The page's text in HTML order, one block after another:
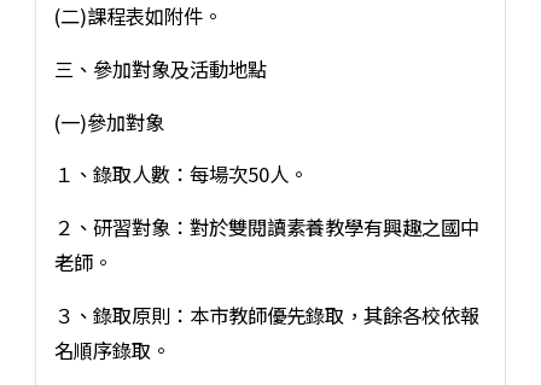
(二)課程表如附件。
三、參加對象及活動地點
(一)參加對象
１、錄取人數：每場次50人。
２、研習對象：對於雙閱讀素養教學有興趣之國中
老師。
３、錄取原則：本市教師優先錄取，其餘各校依報
名順序錄取。